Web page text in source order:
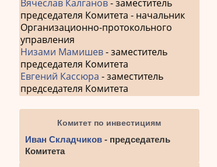
Вячеслав Калганов- заместитель
председателя Комитета - начальник
Организационно-протокольного
управления
Низами Мамишев- заместитель
председателя Комитета
Евгений Кассюра - заместитель
председателя Комитета
Комитет по инвестициям
Иван Складчиков - председатель
Комитета